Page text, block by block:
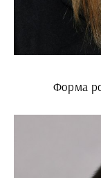
Форма